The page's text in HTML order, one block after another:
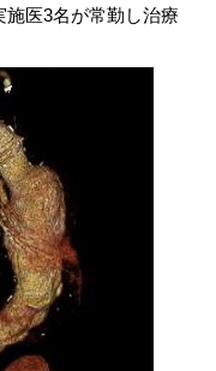
施医3名が常勤し治療